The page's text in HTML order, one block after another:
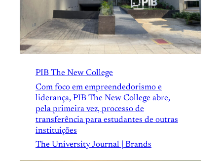
PIB The New College
Com foco em empreendedorismo e
liderança, PIB The New College abre,
pela primeira vez, processo de
transferência para estudantes de outras
instituições
The University Journal | Brands